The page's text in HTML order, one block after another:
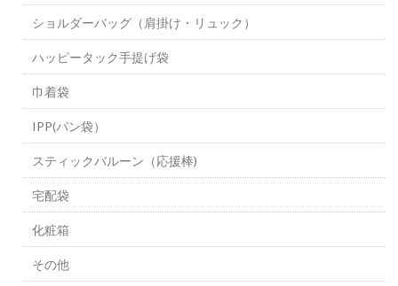
ショルダーバッグ（肩掛け・リュック）
ハッピータック手提げ袋
巾着袋
IPP(パン袋）
スティックバルーン（応援棒)
宅配袋
化粧箱
その他